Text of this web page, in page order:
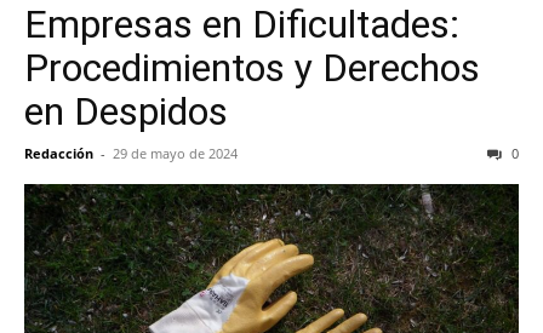
Empresas en Dificultades:
Procedimientos y Derechos
en Despidos
Redacción - 29 de mayo de 2024 0